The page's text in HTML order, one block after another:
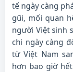
tế ngày càng
gũi, mối quan
người Việt sinh
chi ngày càng
từ Việt Nam
hơn bao giờ